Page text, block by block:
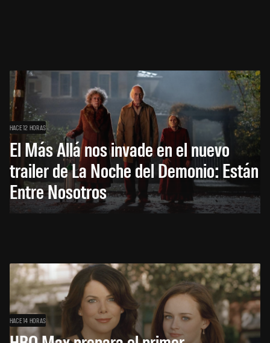
HACE 12 HORAS
El Más Allá nos invade en el nuevo
trailer de La Noche del Demonio: Están
Entre Nosotros
HACE 14 HORAS